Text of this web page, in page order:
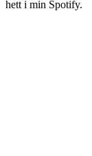
hett i min Spotify.